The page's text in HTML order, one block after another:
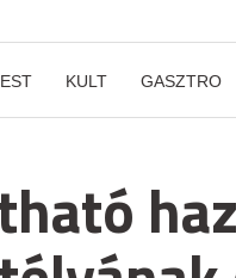
KULT GASZTRO